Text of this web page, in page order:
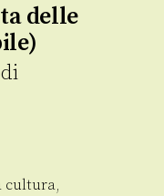
delle
cultura,